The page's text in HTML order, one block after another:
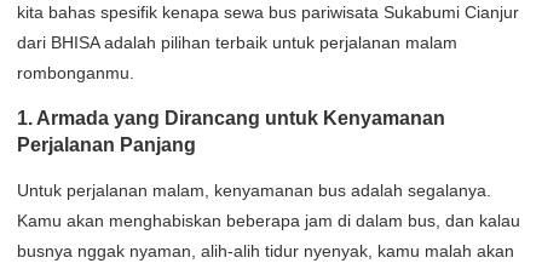
kita bahas spesifik kenapa sewa bus pariwisata Sukabumi Cianjur
dari BHISA adalah pilihan terbaik untuk perjalanan malam
rombonganmu.
1. Armada yang Dirancang untuk Kenyamanan
Perjalanan Panjang
Untuk perjalanan malam, kenyamanan bus adalah segalanya.
Kamu akan menghabiskan beberapa jam di dalam bus, dan kalau
busnya nggak nyaman, alih-alih tidur nyenyak, kamu malah akan